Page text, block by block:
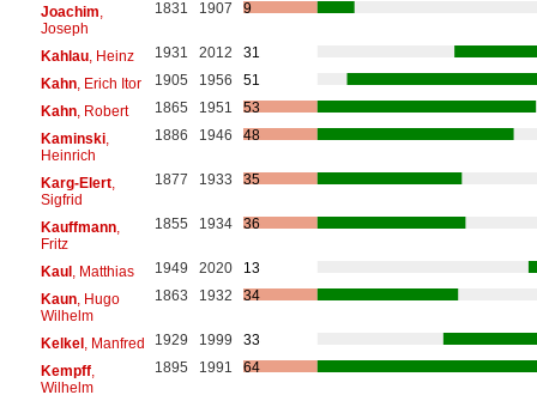
Joachim
Joseph
1831 1907 9
Kahlau, Heinz 1931 2012
31
Kahn, Erich Itor 1905 1956
51
Kahn, Robert 1865 1951
53
Kaminski,
Heinrich
1886 1946 48
Karg-Elert,
Sigfrid
1877 1933 35
Kauffmann,
Fritz
1855 1934 36
Kaul, Matthias 1949 2020
13
Kaun, Hugo
Wilhelm
1863 1932 34
Kelkel, Manfred 1929 1999
33
Kempff,
Wilhelm
1895 1991 64